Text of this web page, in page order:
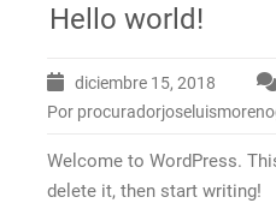
Hello world!
diciembre 15, 2018
Por
Welcome to WordPress.
delete it, then start writing!